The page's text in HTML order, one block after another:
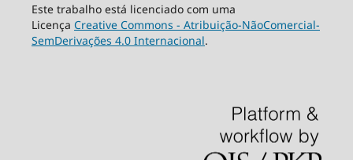
Este trabalho está licenciado com uma
Licença Creative Commons - Atribuição-NãoComercial-
SemDerivações 4.0 Internacional.